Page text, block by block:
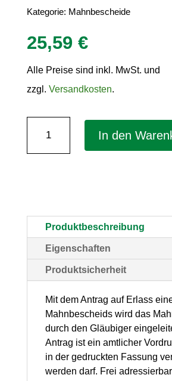
Kategorie: Mahnbescheide
25,59 €
Alle Preise sind inkl. MwSt. und
zzgl. Versandkosten.
alle
Bundesländer
–
selbstdurchschreibend,
Menge
In den
Produktbeschreibung
Eigenschaften
Produktsicherheit
Mit dem Antrag auf Erlass
Mahnbescheids wird das
durch den Gläubiger
Antrag ist ein amtlicher
in der gedruckten Fassung
werden darf. Frei